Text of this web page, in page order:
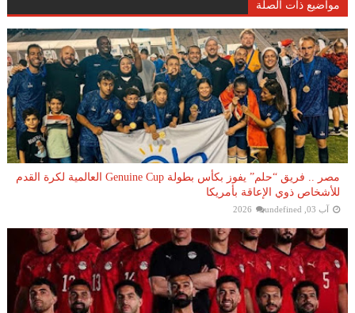
مواضيع ذات الصلة
مصر .. فريق “حلم” يفوز بكأس بطولة Genuine Cup العالمية لكرة القدم
للأشخاص ذوي الإعاقة بأمريكا
آب 03, 2026 undefined